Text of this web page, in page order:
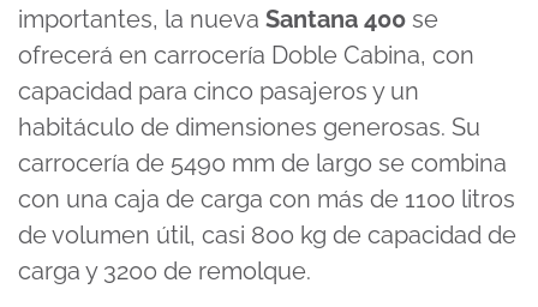
importantes, la nueva Santana 400 se
ofrecerá en carrocería Doble Cabina, con
capacidad para cinco pasajeros y un
habitáculo de dimensiones generosas. Su
carrocería de 5490 mm de largo se combina
con una caja de carga con más de 1100 litros
de volumen útil, casi 800 kg de capacidad de
carga y 3200 de remolque.